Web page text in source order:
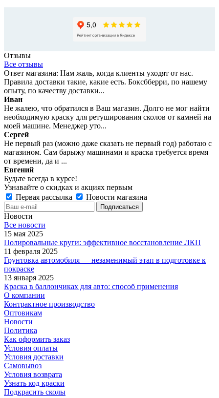
Отзывы
Все отзывы
Ответ магазина: Нам жаль, когда клиенты уходят от нас.
Правила доставки такие, какие есть. Боксбберри, по нашему
опыту, по качеству доставки...
Иван
Не жалею, что обратился в Ваш магазин. Долго не мог найти
необходимую краску для ретуширования сколов от камней на
моей машине. Менеджер уто...
Сергей
Не первый раз (можно даже сказать не первый год) работаю с
магазином. Сам барыжу машинами и краска требуется время
от времени, да и ...
Евгений
Будьте всегда в курсе!
Узнавайте о скидках и акциях первым
Первая рассылка
Новости магазина
Новости
Все новости
15 мая 2025
Полировальные круги: эффективное восстановление ЛКП
11 февраля 2025
Грунтовка автомобиля — незаменимый этап в подготовке к
покраске
13 января 2025
Краска в баллончиках для авто: способ применения
О компании
Контрактное производство
Оптовикам
Новости
Политика
Как оформить заказ
Условия оплаты
Условия доставки
Самовывоз
Условия возврата
Узнать код краски
Подкрасить сколы